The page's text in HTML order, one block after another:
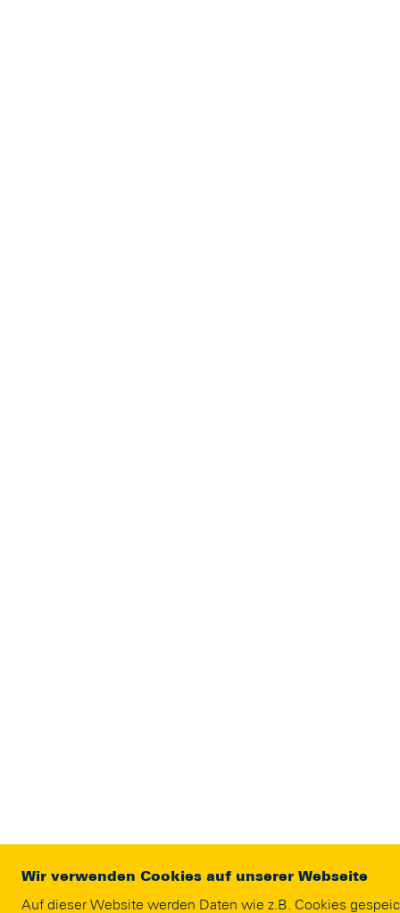
Wir verwenden Cookies auf unserer Webseite
Auf dieser Website werden Daten wie z.B. Cookies